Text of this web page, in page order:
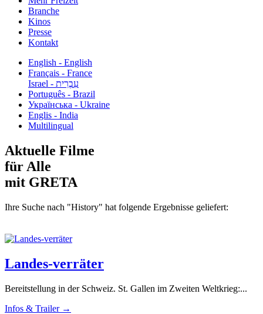
Branche
Kinos
Presse
Kontakt
English - English
Français - France
עִבְרִית - Israel
Português - Brazil
Українська - Ukraine
Englis - India
Multilingual
Aktuelle Filme
für Alle
mit GRETA
Ihre Suche nach "History" hat folgende Ergebnisse geliefert:
Landes-verräter
Bereitstellung in der Schweiz. St. Gallen im Zweiten Weltkrieg:...
Infos & Trailer →